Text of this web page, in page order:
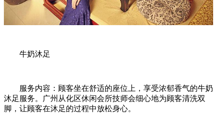
牛奶沐足
服务内容：顾客坐在舒适的座位上，享受浓郁香气的牛奶
沐足服务。广州从化区休闲会所技师会细心地为顾客清洗双
脚，让顾客在沐足的过程中放松身心。